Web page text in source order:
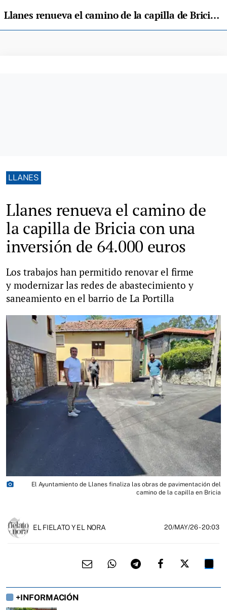
Llanes renueva el camino de la capilla de Bricia con una inversión de 64.000 euros
LLANES
Llanes renueva el camino de
la capilla de Bricia con una
inversión de 64.000 euros
Los trabajos han permitido renovar el firme
y modernizar las redes de abastecimiento y
saneamiento en el barrio de La Portilla
photo_camera
El Ayuntamiento de Llanes finaliza las obras de pavimentación del
camino de la capilla en Bricia
EL FIELATO Y EL NORA 20/MAY/26- 20:03
+INFORMACIÓN